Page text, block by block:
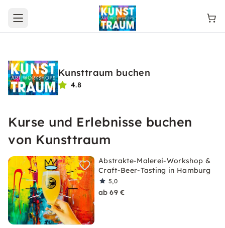
Open main menu
Kunsttraum buchen
4.8
Kurse und Erlebnisse buchen
von Kunsttraum
Abstrakte-Malerei-Workshop &
Craft-Beer-Tasting in Hamburg
5,0
ab 69 €